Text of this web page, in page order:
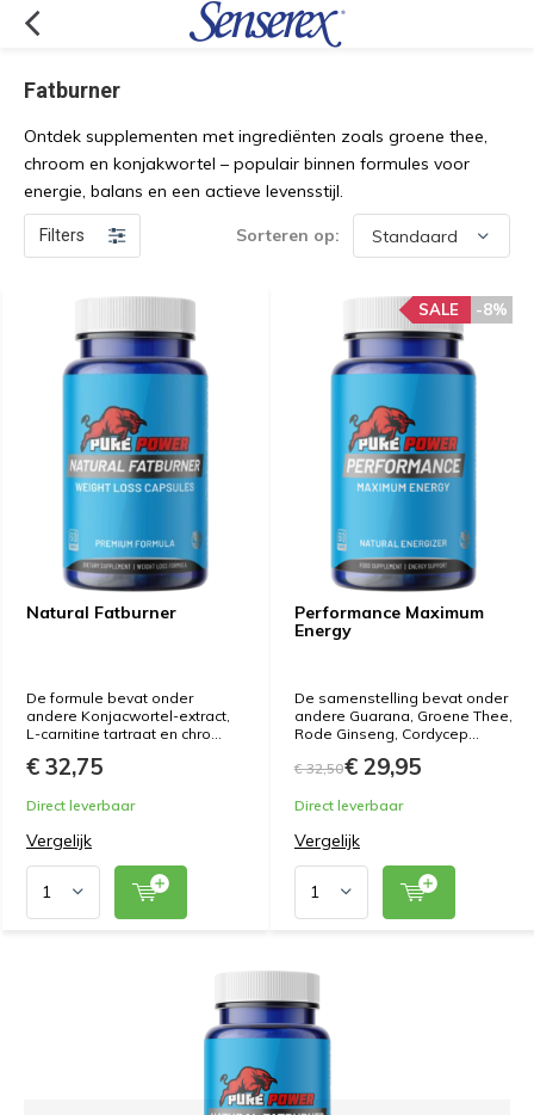
Fatburner
Ontdek supplementen met ingrediënten zoals groene thee,
chroom en konjakwortel – populair binnen formules voor
energie, balans en een actieve levensstijl.
Filters Sorteren op:
Natural Fatburner
De formule bevat onder
andere Konjacwortel-extract,
L-carnitine tartraat en chro...
€ 32,75
Direct leverbaar
Vergelijk
Performance Maximum
Energy
-8%
SALE
De samenstelling bevat onder
andere Guarana, Groene Thee,
Rode Ginseng, Cordycep...
€ 32,50€ 29,95
Direct leverbaar
Vergelijk